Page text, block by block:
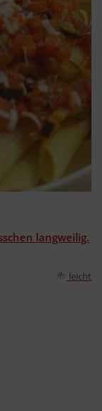
langweilig.
leicht